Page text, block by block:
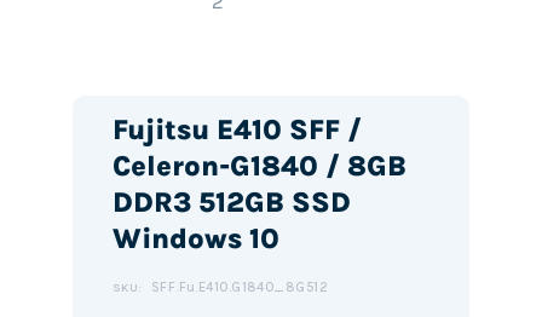
Fujitsu E410 SFF /
Celeron-G1840 / 8GB
DDR3 512GB SSD
Windows 10
SKU: SFF.Fu.E410.G1840_8G512